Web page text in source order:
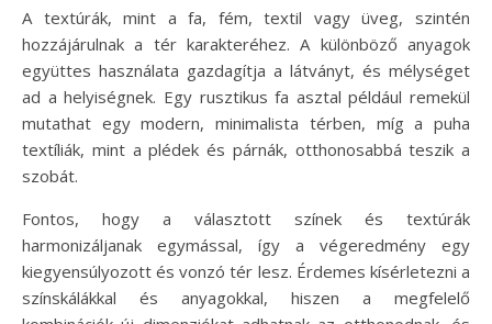
A textúrák, mint a fa, fém, textil vagy üveg, szintén
hozzájárulnak a tér karakteréhez. A különböző anyagok
együttes használata gazdagítja a látványt, és mélységet
ad a helyiségnek. Egy rusztikus fa asztal például remekül
mutathat egy modern, minimalista térben, míg a puha
textíliák, mint a plédek és párnák, otthonosabbá teszik a
szobát.
Fontos, hogy a választott színek és textúrák
harmonizáljanak egymással, így a végeredmény egy
kiegyensúlyozott és vonzó tér lesz. Érdemes kísérletezni a
színskálákkal és anyagokkal, hiszen a megfelelő